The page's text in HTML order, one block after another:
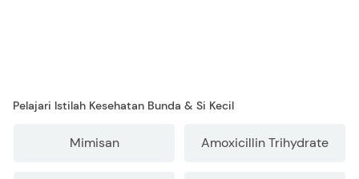
Pelajari Istilah Kesehatan Bunda & Si Kecil
Mimisan Amoxicillin Trihydrate